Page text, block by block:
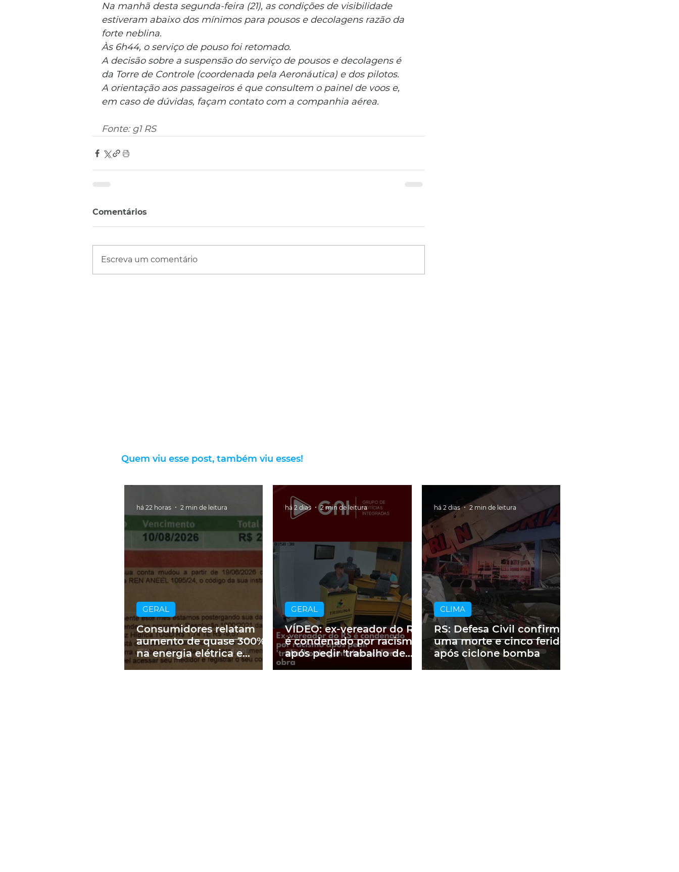
Na manhã desta segunda-feira (21), as condições de visibilidade
estiveram abaixo dos mínimos para pousos e decolagens razão da
forte neblina.
Às 6h44, o serviço de pouso foi retomado.
A decisão sobre a suspensão do serviço de pousos e decolagens é
da Torre de Controle (coordenada pela Aeronáutica) e dos pilotos.
A orientação aos passageiros é que consultem o painel de voos e,
em caso de dúvidas, façam contato com a companhia aérea.
Fonte: g1 RS
Comentários
Escreva um comentário
Quem viu esse post, também viu esses!
Consumidores relatam
aumento de quase 300%
na energia elétrica e
contas de até R$ 2 mil no
GERAL
há 22 horas 2 min de leitura
VÍDEO: ex-vereador do RS
é condenado por racismo
após pedir 'trabalho de
gente branca' em obra
GERAL
há 2 dias 2 min de leitura
RS: Defesa Civil confirma
uma morte e cinco feridos
após ciclone bomba
CLIMA
há 2 dias 2 min de leitura